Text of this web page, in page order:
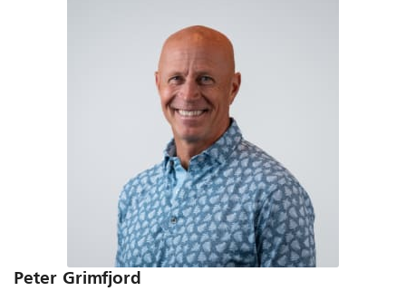
Peter Grimfjord